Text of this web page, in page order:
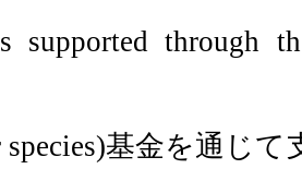
supported through
基金を通じて